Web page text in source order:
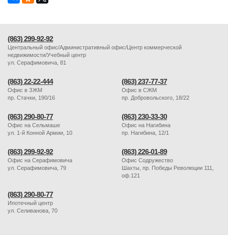
(863) 299-92-92
Центральный офис/Административный офис/Центр коммерческой
недвижимости/Учебный центр
ул. Серафимовича, 81
(863) 22-22-444
Офис в ЗЖМ
пр. Стачки, 190/16
(863) 237-77-37
Офис в СЖМ
пр. Добровольского, 18/22
(863) 290-80-77
Офис на Сельмаше
ул. 1-й Конной Армии, 10
(863) 230-33-30
Офис на Нагибина
пр. Нагибина, 12/1
(863) 299-92-92
Офис на Серафимовича
ул. Серафимовича, 79
(863) 226-01-89
Офис Содружество
Шахты, пр. Победы Революции 111,
оф.121
(863) 290-80-77
Ипотечный центр
ул. Селиванова, 70